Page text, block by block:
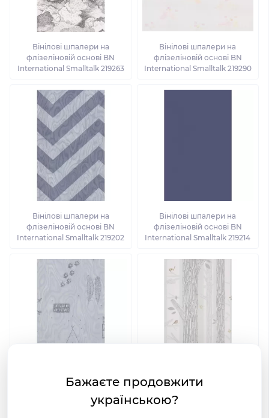
Вінілові шпалери на
флізеліновій основі BN
International Smalltalk 219263
Вінілові шпалери на
флізеліновій основі BN
International Smalltalk 219290
Вінілові шпалери на
флізеліновій основі BN
International Smalltalk 219202
Вінілові шпалери на
флізеліновій основі BN
International Smalltalk 219214
Вінілові шпалери на
флізеліновій основі BN
International Smalltalk 219321
Вінілові шпалери на
флізеліновій основі BN
International Smalltalk 219272
Бажаєте продовжити
українською?